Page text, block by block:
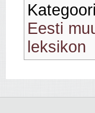
Eesti
leksikon